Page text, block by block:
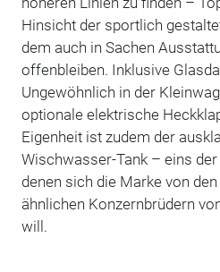
Hinsicht der sportlich
dem auch in Sachen
offenbleiben. Inklusive
Ungewöhnlich in der
optionale elektrische
Eigenheit ist zudem der
Wischwasser-Tank – eins
denen sich die Marke von
ähnlichen Konzernbrüdern
will.